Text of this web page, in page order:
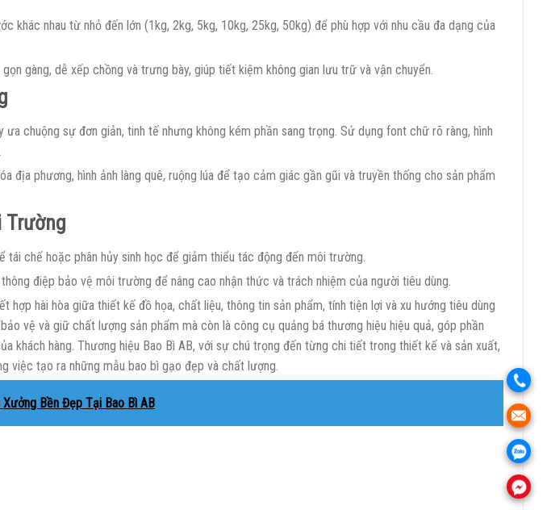
khác nhau từ nhỏ đến lớn (1kg, 2kg, 5kg, 10kg, 25kg, 50kg) để phù hợp với nhu cầu đa dạng của
gàng, dễ xếp chồng và trưng bày, giúp tiết kiệm không gian lưu trữ và vận chuyển.
ưa chuộng sự đơn giản, tinh tế nhưng không kém phần sang trọng. Sử dụng font chữ rõ ràng, hình
địa phương, hình ảnh làng quê, ruộng lúa để tạo cảm giác gần gũi và truyền thống cho sản phẩm
Trường
chế hoặc phân hủy sinh học để giảm thiểu tác động đến môi trường.
điệp bảo vệ môi trường để nâng cao nhận thức và trách nhiệm của người tiêu dùng.
hợp hài hòa giữa thiết kế đồ họa, chất liệu, thông tin sản phẩm, tính tiện lợi và xu hướng tiêu dùng
vệ và giữ chất lượng sản phẩm mà còn là công cụ quảng bá thương hiệu hiệu quả, góp phần
khách hàng. Thương hiệu Bao Bì AB, với sự chú trọng đến từng chi tiết trong thiết kế và sản xuất,
việc tạo ra những mẫu bao bì gạo đẹp và chất lượng.
Bền Đẹp Tại Bao Bì AB
.
.
.
.